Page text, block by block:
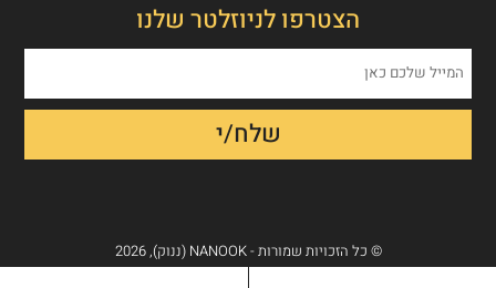
הצטרפו לניוזלטר שלנו
© כל הזכויות שמורות - NANOOK (ננוק), 2026
לאתר שלנו!
איך אפשר לעזור לכם היום?
1. הפקת סרט תדמית/אנימציה
2. הטוסטר חבילת סרטוני טסטמוניאלס -
4. אחר